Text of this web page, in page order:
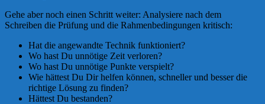
Gehe aber noch einen Schritt weiter: Analysiere nach dem
Schreiben die Prüfung und die Rahmenbedingungen kritisch:
Hat die angewandte Technik funktioniert?
Wo hast Du unnötige Zeit verloren?
Wo hast Du unnötige Punkte verspielt?
Wie hättest Du Dir helfen können, schneller und besser die
richtige Lösung zu finden?
Hättest Du bestanden?